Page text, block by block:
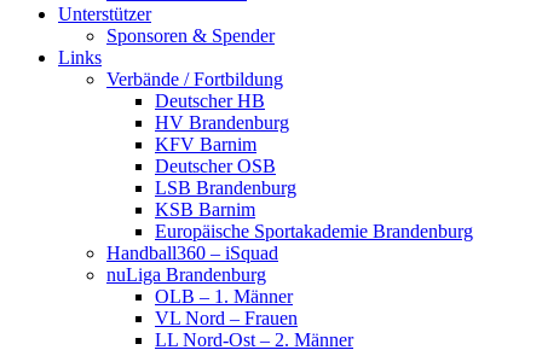
Unterstützer
Sponsoren & Spender
Links
Verbände / Fortbildung
Deutscher HB
HV Brandenburg
KFV Barnim
Deutscher OSB
LSB Brandenburg
KSB Barnim
Europäische Sportakademie Brandenburg
Handball360 – iSquad
nuLiga Brandenburg
OLB – 1. Männer
VL Nord – Frauen
LL Nord-Ost – 2. Männer